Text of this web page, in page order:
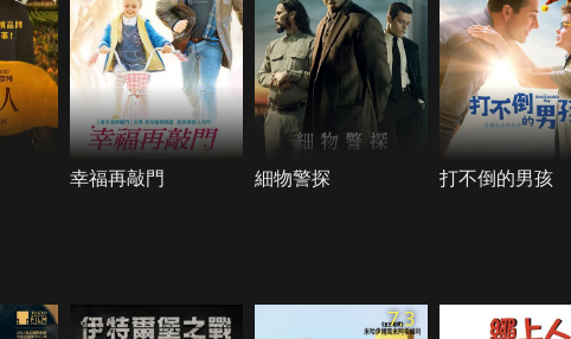
幸福再敲門 細物警探 打不倒的男孩
7.3